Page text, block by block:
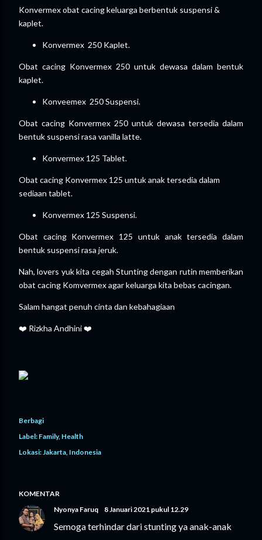
Konvermex obat cacing keluarga berbentuk suspensi &
kaplet.
Konvermex 250 Kaplet.
Obat cacing Konvermex 250 untuk dewasa dalam bentuk
kaplet.
Konveemex 250 Suspensi.
Obat cacing Konvermex 250 untuk dewasa tersedia dalam
bentuk suspensi rasa vanilla latte.
Konvermex 125 Tablet.
Obat cacing Konvermex 125 untuk anak tersedia dalam
sediaan tablet.
Konvermex 125 Suspensi.
Obat cacing Konvermex 125 untuk anak tersedia dalam
bentuk suspensi rasa jeruk.
Nah, lovers yuk kita cegah Stunting dengan rutin memberikan
obat cacing Komvermex agar keluarga kita bebas cacingan.
Salam hangat penuh cinta dan kebahagiaan
❤️ Rizkha Andhini ❤️
Berbagi
Label: Family Health
Lokasi: Jakarta, Indonesia
KOMENTAR
Nyonya Faruq
8 Januari 2021 pukul 12.29
Semoga terhindar dari stunting ya anak-anak